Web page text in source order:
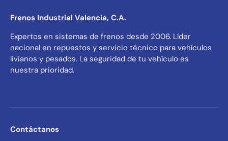
Frenos Industrial Valencia, C.A.
Expertos en sistemas de frenos desde 2006. Líder
nacional en repuestos y servicio técnico para vehículos
livianos y pesados. La seguridad de tu vehículo es
nuestra prioridad.
Contáctanos